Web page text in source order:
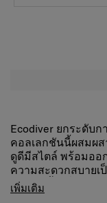
Ecodiver ยกระดับ
คอลเลกชันนี้ผสมผ
ดูดีมีสไตล์ พร้อมออ
ความสะดวกสบายเ
เหมาะอย่างยิ่งสำห
ทางในเมือง ไม่ว่าจ
หูหิ้วด้านบนแล
แถบสะท้อนแส
เพิ่มเติม